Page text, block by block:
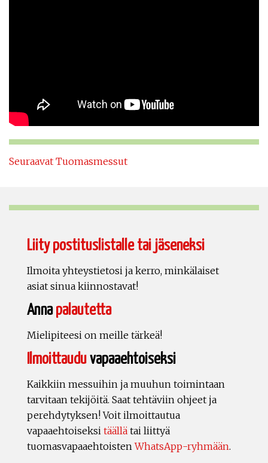
Seuraavat Tuomasmessut
Liity postituslistalle tai jäseneksi
Ilmoita yhteystietosi ja kerro, minkälaiset
asiat sinua kiinnostavat!
Annapalautetta
Mielipiteesi on meille tärkeä!
Ilmoittauduvapaaehtoiseksi
Kaikkiin messuihin ja muuhun toimintaan
tarvitaan tekijöitä. Saat tehtäviin ohjeet ja
perehdytyksen! Voit ilmoittautua
vapaaehtoiseksi täällä tai liittyä
tuomasvapaaehtoistenWhatsApp-ryhmään.